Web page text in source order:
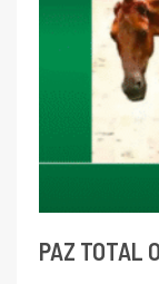
PAZ TOTAL